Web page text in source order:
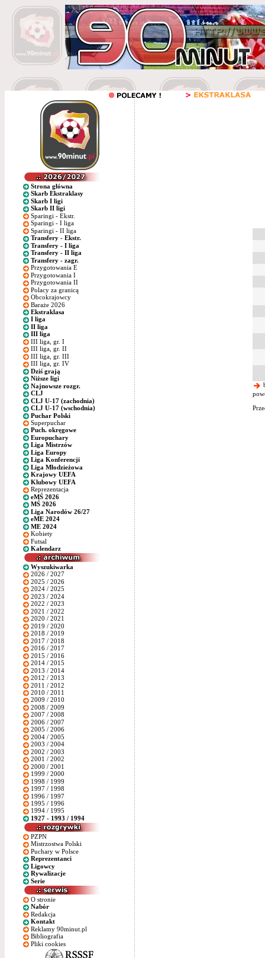
Strona główna
Skarb Ekstraklasy
Skarb I ligi
Skarb II ligi
Sparingi - Ekstr.
Sparingi - I liga
Sparingi - II liga
Transfery - Ekstr.
Transfery - I liga
Transfery - II liga
Transfery - zagr.
Przygotowania E
Przygotowania I
Przygotowania II
Polacy za granicą
Obcokrajowcy
Baraże 2026
Ekstraklasa
I liga
II liga
III liga
III liga, gr. I
III liga, gr. II
III liga, gr. III
III liga, gr. IV
Dziś grają
Niższe ligi
Najnowsze rozgr.
CLJ
CLJ U-17 (zachodnia)
CLJ U-17 (wschodnia)
Puchar Polski
Superpuchar
Puch. okręgowe
Europuchary
Liga Mistrzów
Liga Europy
Liga Konferencji
Liga Młodzieżowa
Krajowy UEFA
Klubowy UEFA
Reprezentacja
eMŚ 2026
MŚ 2026
Liga Narodów 26/27
eME 2024
ME 2024
Kobiety
Futsal
Kalendarz
Wyszukiwarka
2026 / 2027
2025 / 2026
2024 / 2025
2023 / 2024
2022 / 2023
2021 / 2022
2020 / 2021
2019 / 2020
2018 / 2019
2017 / 2018
2016 / 2017
2015 / 2016
2014 / 2015
2013 / 2014
2012 / 2013
2011 / 2012
2010 / 2011
2009 / 2010
2008 / 2009
2007 / 2008
2006 / 2007
2005 / 2006
2004 / 2005
2003 / 2004
2002 / 2003
2001 / 2002
2000 / 2001
1999 / 2000
1998 / 1999
1997 / 1998
1996 / 1997
1995 / 1996
1994 / 1995
1927 - 1993 / 1994
PZPN
Mistrzostwa Polski
Puchary w Polsce
Reprezentanci
Ligowcy
Rywalizacje
Serie
O stronie
Nabór
Redakcja
Kontakt
Reklamy 90minut.pl
Bibliografia
Pliki cookies